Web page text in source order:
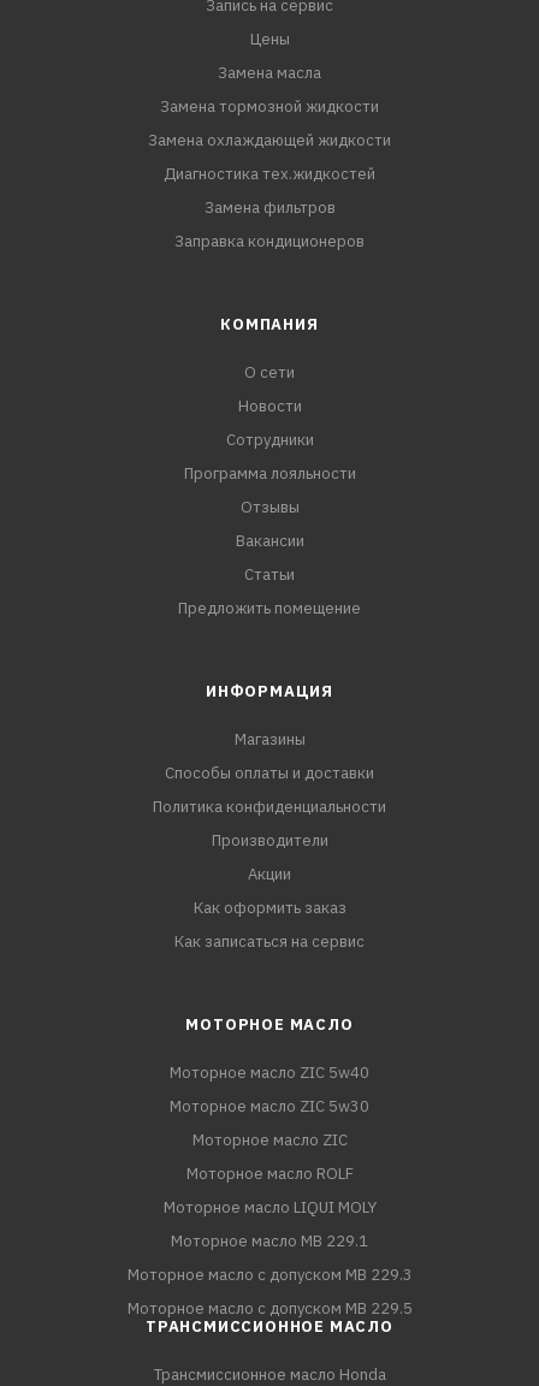
Запись на сервис
Цены
Замена масла
Замена тормозной жидкости
Замена охлаждающей жидкости
Диагностика тех.жидкостей
Замена фильтров
Заправка кондиционеров
КОМПАНИЯ
О сети
Новости
Сотрудники
Программа лояльности
Отзывы
Вакансии
Статьи
Предложить помещение
ИНФОРМАЦИЯ
Магазины
Способы оплаты и доставки
Политика конфиденциальности
Производители
Акции
Как оформить заказ
Как записаться на сервис
МОТОРНОЕ МАСЛО
Моторное масло ZIC 5w40
Моторное масло ZIC 5w30
Моторное масло ZIC
Моторное масло ROLF
Моторное масло LIQUI MOLY
Моторное масло MB 229.1
Моторное масло с допуском MB 229.3
Моторное масло с допуском MB 229.5
ТРАНСМИССИОННОЕ МАСЛО
Трансмиссионное масло Honda